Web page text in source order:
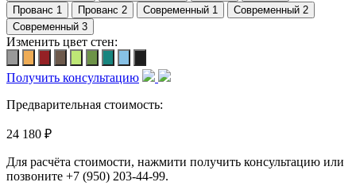
Изменить цвет стен:
Получить консультацию
Предварительная стоимость:
24 180 ₽
Для расчёта стоимости, нажмити получить консультацию или
позвоните +7 (950) 203-44-99.